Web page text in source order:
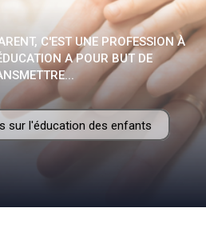
–
AFF
C'EST UNE PROFESSION À
A POUR BUT DE
sur l'éducation des enfants